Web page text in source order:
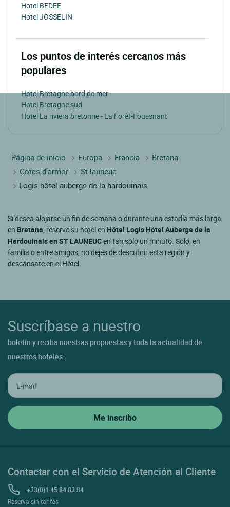
Hotel BEDEE
Hotel JOSSELIN
Los puntos de interés cercanos más
populares
Hotel Bretagne bord de mer
Hotel Bretagne sud
Hotel La riviera bretonne - La Forêt-Fouesnant
Página de inicio Europa Francia
Bretana
Cotes d'armor
St launeuc
Logis hôtel auberge de la hardouinais
Si desea alojarse un fin de semana o durante una estadía más larga
en Bretana, reserve su hotel en Hôtel Logis Hôtel Auberge de la
Hardouinais en ST LAUNEUCen tan solo un minuto. Solo, en
familia o entre amigos, no dejes de descubrir esta región y
descánsate en el Hôtel.
Suscríbase a nuestro
boletín y reciba nuestras propuestas y toda la actualidad de
nuestros hoteles.
Contactar con el Servicio de Atención al Cliente
+33(0)1 45 84 83 84
Reserva sin tarifas